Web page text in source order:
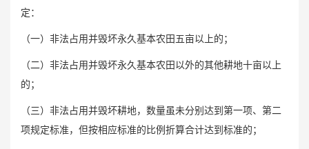
定：
（一）非法占用并毁坏永久基本农田五亩以上的；
（二）非法占用并毁坏永久基本农田以外的其他耕地十亩以上
的；
（三）非法占用并毁坏耕地，数量虽未分别达到第一项、第二
项规定标准，但按相应标准的比例折算合计达到标准的；